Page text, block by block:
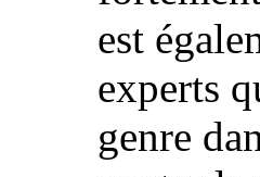
est
experts
genre